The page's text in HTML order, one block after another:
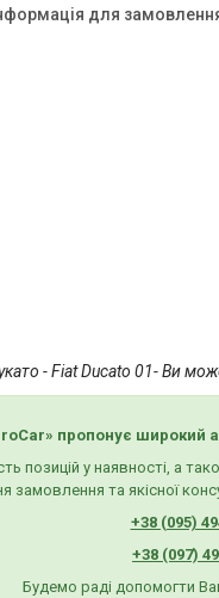
для
- Fiat Ducato 01- Ви
пропонує широкий
позицій у наявності, а
та якісної
+38 (095)
+38 (097)
Будемо раді допомогти